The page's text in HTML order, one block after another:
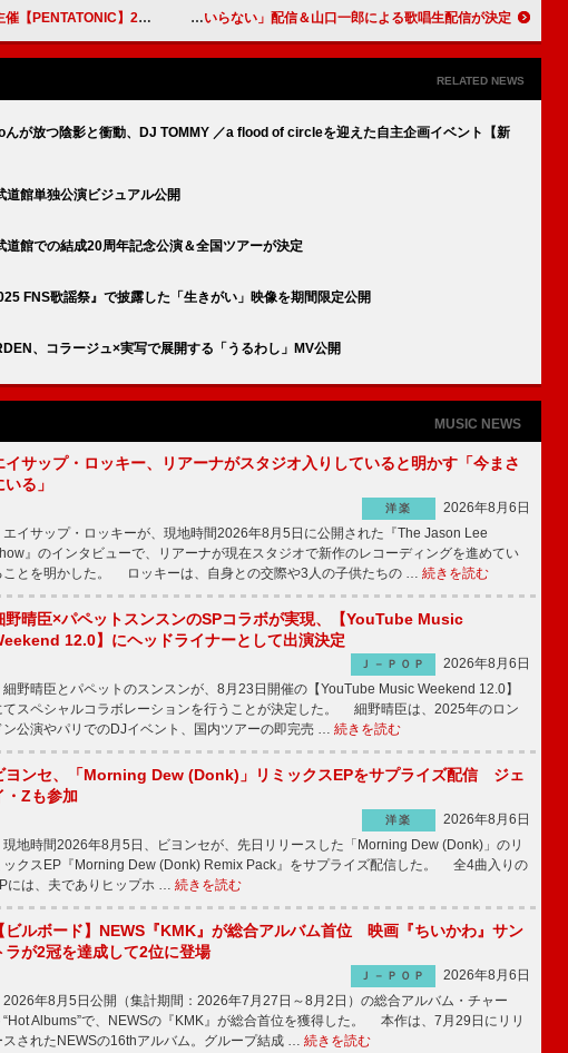
須田景凪／なとりらが競演 「新しい脈動」が始まった横浜の夜 サカナクション、新曲「いらない」配信＆山口一郎による歌唱生配信が決定
RELATED NEWS
んが放つ陰影と衝動、DJ TOMMY ／a flood of circleを迎えた自主企画イベント【新
館単独公演ビジュアル公開
館での結成20周年記念公演＆全国ツアーが決定
FNS歌謡祭』で披露した「生きがい」映像を期間限定公開
、コラージュ×実写で展開する「うるわし」MV公開
MUSIC NEWS
イサップ・ロッキー、リアーナがスタジオ入りしていると明かす「今まさ
いる」
洋楽
2026年8月6日
イサップ・ロッキーが、現地時間2026年8月5日に公開された『The Jason Lee
』のインタビューで、リアーナが現在スタジオで新作のレコーディングを進めてい
ことを明かした。 ロッキーは、自身との交際や3人の子供たちの … 続きを読む
野晴臣×パペットスンスンのSPコラボが実現、【YouTube Music
12.0】にヘッドライナーとして出演決定
Ｊ－ＰＯＰ
2026年8月6日
野晴臣とパペットのスンスンが、8月23日開催の【YouTube Music Weekend 12.0】
てスペシャルコラボレーションを行うことが決定した。 細野晴臣は、2025年のロン
ン公演やパリでのDJイベント、国内ツアーの即完売 … 続きを読む
ヨンセ、「Morning Dew (Donk)」リミックスEPをサプライズ配信 ジェ
・Zも参加
洋楽
2026年8月6日
地時間2026年8月5日、ビヨンセが、先日リリースした「Morning Dew (Donk)」のリ
ックスEP『Morning Dew (Donk) Remix Pack』をサプライズ配信した。 全4曲入りの
には、夫でありヒップホ … 続きを読む
【ビルボード】NEWS『KMK』が総合アルバム首位 映画『ちいかわ』サン
ラが2冠を達成して2位に登場
Ｊ－ＰＯＰ
2026年8月6日
年8月5日公開（集計期間：2026年7月27日～8月2日）の総合アルバム・チャー
“Hot Albums”で、NEWSの『KMK』が総合首位を獲得した。 本作は、7月29日にリリ
スされたNEWSの16thアルバム。グループ結成 … 続きを読む